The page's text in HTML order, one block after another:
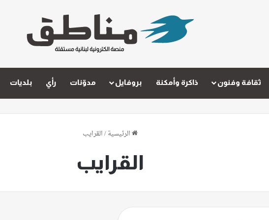
ثقافة وفنون ذاكرة وأمكنة بروفايل مدوّنات رأي بلديات
الرئيسية/القرايب
القرايب